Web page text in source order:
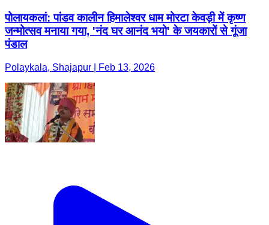
पोलायकलां: पांडव कालीन हिमालेश्वर धाम मोरटा केवड़ी में कृष्ण
जन्मोत्सव मनाया गया, 'नंद घर आनंद भयो' के जयकारों से गूंजा
पंडाल
Polaykala, Shajapur | Feb 13, 2026